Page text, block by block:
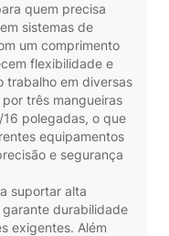
quem precisa
sistemas de
um comprimento
flexibilidade e
trabalho em diversas
três mangueiras
polegadas, o que
equipamentos
e segurança
suportar alta
durabilidade
exigentes. Além